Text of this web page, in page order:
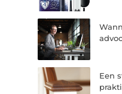
Een